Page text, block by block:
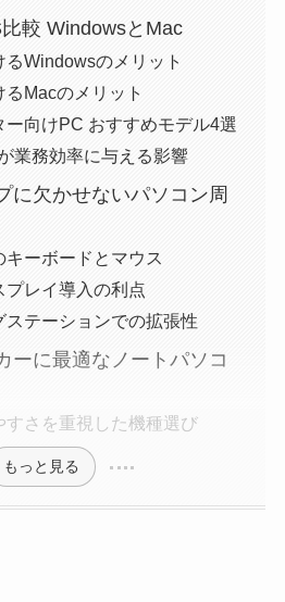
較 WindowsとMac
るWindowsのメリット
Macのメリット
ー向けPC おすすめモデル4選
業務効率に与える影響
に欠かせないパソコン周
キーボードとマウス
プレイ導入の利点
ステーションでの拡張性
ーに最適なノートパソコ
すさを重視した機種選び
もっと見る